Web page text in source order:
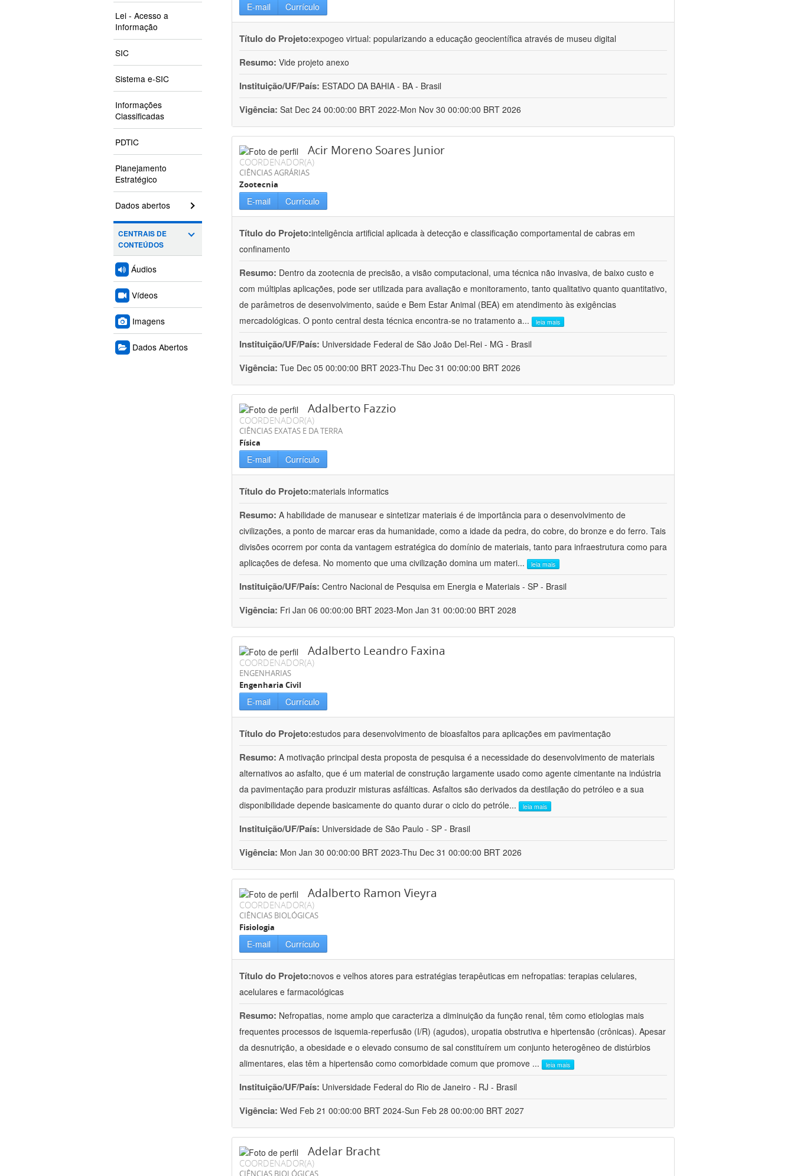
Lei - Acesso a
Informação
SIC
Sistema e-SIC
Informações
Classificadas
PDTIC
Planejamento
Estratégico
Dados abertos
CENTRAIS DE
CONTEÚDOS
Áudios
Vídeos
Imagens
Dados Abertos
E-mail Currículo
Título do Projeto:expogeo virtual: popularizando a educação geocientífica através de museu digital
Resumo: Vide projeto anexo
Instituição/UF/País: ESTADO DA BAHIA - BA - Brasil
Vigência: Sat Dec 24 00:00:00 BRT 2022-Mon Nov 30 00:00:00 BRT 2026
Acir Moreno Soares Junior
COORDENADOR(A)
CIÊNCIAS AGRÁRIAS
Zootecnia
E-mail Currículo
Título do Projeto:inteligência artificial aplicada à detecção e classificação comportamental de cabras em
confinamento
Resumo: Dentro da zootecnia de precisão, a visão computacional, uma técnica não invasiva, de baixo custo e
com múltiplas aplicações, pode ser utilizada para avaliação e monitoramento, tanto qualitativo quanto quantitativo,
de parâmetros de desenvolvimento, saúde e Bem Estar Animal (BEA) em atendimento às exigências
mercadológicas. O ponto central desta técnica encontra-se no tratamento a... leia mais
Instituição/UF/País: Universidade Federal de São João Del-Rei - MG - Brasil
Vigência: Tue Dec 05 00:00:00 BRT 2023-Thu Dec 31 00:00:00 BRT 2026
Adalberto Fazzio
COORDENADOR(A)
CIÊNCIAS EXATAS E DA TERRA
Física
E-mail Currículo
Título do Projeto:materials informatics
Resumo: A habilidade de manusear e sintetizar materiais é de importância para o desenvolvimento de
civilizações, a ponto de marcar eras da humanidade, como a idade da pedra, do cobre, do bronze e do ferro. Tais
divisões ocorrem por conta da vantagem estratégica do domínio de materiais, tanto para infraestrutura como para
aplicações de defesa. No momento que uma civilização domina um materi... leia mais
Instituição/UF/País: Centro Nacional de Pesquisa em Energia e Materiais - SP - Brasil
Vigência: Fri Jan 06 00:00:00 BRT 2023-Mon Jan 31 00:00:00 BRT 2028
Adalberto Leandro Faxina
COORDENADOR(A)
ENGENHARIAS
Engenharia Civil
E-mail Currículo
Título do Projeto:estudos para desenvolvimento de bioasfaltos para aplicações em pavimentação
Resumo: A motivação principal desta proposta de pesquisa é a necessidade do desenvolvimento de materiais
alternativos ao asfalto, que é um material de construção largamente usado como agente cimentante na indústria
da pavimentação para produzir misturas asfálticas. Asfaltos são derivados da destilação do petróleo e a sua
disponibilidade depende basicamente do quanto durar o ciclo do petróle... leia mais
Instituição/UF/País: Universidade de São Paulo - SP - Brasil
Vigência: Mon Jan 30 00:00:00 BRT 2023-Thu Dec 31 00:00:00 BRT 2026
Adalberto Ramon Vieyra
COORDENADOR(A)
CIÊNCIAS BIOLÓGICAS
Fisiologia
E-mail Currículo
Título do Projeto:novos e velhos atores para estratégias terapêuticas em nefropatias: terapias celulares,
acelulares e farmacológicas
Resumo: Nefropatias, nome amplo que caracteriza a diminuição da função renal, têm como etiologias mais
frequentes processos de isquemia-reperfusão (I/R) (agudos), uropatia obstrutiva e hipertensão (crônicas). Apesar
da desnutrição, a obesidade e o elevado consumo de sal constituírem um conjunto heterogêneo de distúrbios
alimentares, elas têm a hipertensão como comorbidade comum que promove ... leia mais
Instituição/UF/País: Universidade Federal do Rio de Janeiro - RJ - Brasil
Vigência: Wed Feb 21 00:00:00 BRT 2024-Sun Feb 28 00:00:00 BRT 2027
Adelar Bracht
COORDENADOR(A)
CIÊNCIAS BIOLÓGICAS